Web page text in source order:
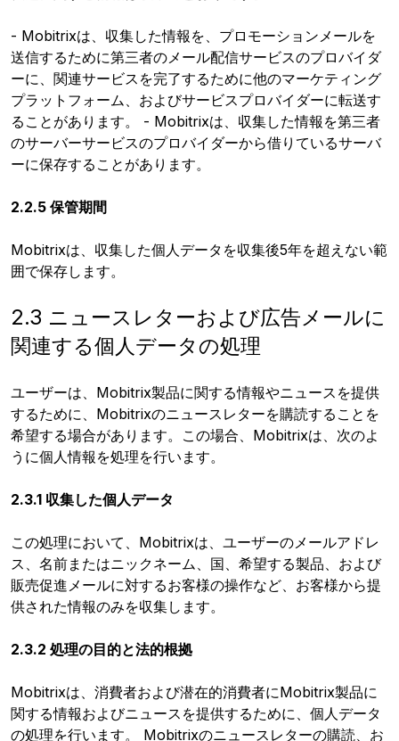
- Mobitrixは、収集した情報を、プロモーションメールを
送信するために第三者のメール配信サービスのプロバイダ
ーに、関連サービスを完了するために他のマーケティング
プラットフォーム、およびサービスプロバイダーに転送す
ることがあります。 - Mobitrixは、収集した情報を第三者
のサーバーサービスのプロバイダーから借りているサーバ
ーに保存することがあります。
2.2.5 保管期間
Mobitrixは、収集した個人データを収集後5年を超えない範
囲で保存します。
2.3 ニュースレターおよび広告メールに
関連する個人データの処理
ユーザーは、Mobitrix製品に関する情報やニュースを提供
するために、Mobitrixのニュースレターを購読することを
希望する場合があります。この場合、Mobitrixは、次のよ
うに個人情報を処理を行います。
2.3.1 収集した個人データ
この処理において、Mobitrixは、ユーザーのメールアドレ
ス、名前またはニックネーム、国、希望する製品、および
販売促進メールに対するお客様の操作など、お客様から提
供された情報のみを収集します。
2.3.2 処理の目的と法的根拠
Mobitrixは、消費者および潜在的消費者にMobitrix製品に
関する情報およびニュースを提供するために、個人データ
の処理を行います。 Mobitrixのニュースレターの購読、お